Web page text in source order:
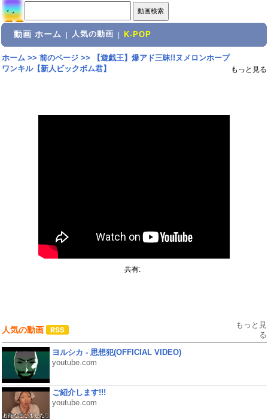
動画 ホーム 人気の動画 K-POP
ホーム>> 前のページ>>
【遊戯王】爆アド三昧!!ヌメロンホープ
ワンキル【新人ビックボム君】
もっと見る
共有:
人気の動画
もっと見
る
ヨルシカ - 思想犯(OFFICIAL VIDEO)
youtube.com
ご紹介します!!!
youtube.com